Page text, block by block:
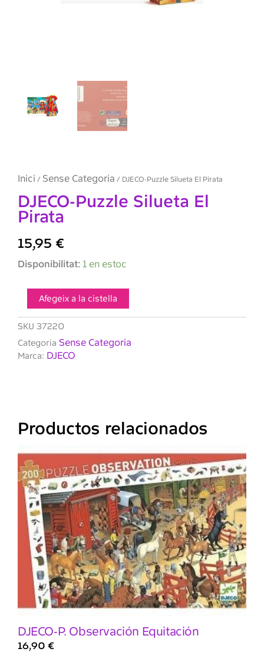
Inici / Sense Categoria / DJECO-Puzzle Silueta El Pirata
DJECO-Puzzle Silueta El
Pirata
15,95 €
Disponibilitat: 1 en estoc
quantitat
Puzzle
Silueta
El
Pirata
Afegeix a la cistella
SKU 37220
Categoria Sense Categoria
Marca: DJECO
Productos relacionados
DJECO-P. Observación Equitación
16,90 €